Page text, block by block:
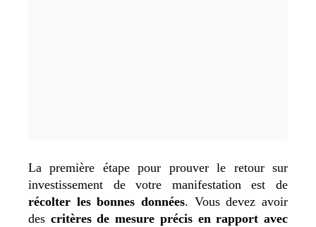
La première étape pour prouver le retour sur
investissement de votre manifestation est de
récolter les bonnes données. Vous devez avoir
des critères de mesure précis en rapport avec